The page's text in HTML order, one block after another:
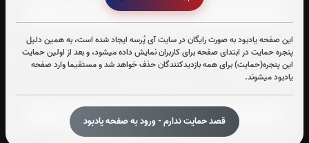
این صفحه یادبود به صورت رایگان در سایت آی پُرسه ایجاد شده است، به همین دلیل
پنجره حمایت در ابتدای صفحه برای کاربران نمایش داده میشود، و بعد از اولین حمایت
این پنجره(حمایت) برای همه بازدیدکنندگان حذف خواهد شد و مستقیما وارد صفحه
یادبود میشوند.
قصد حمایت ندارم - ورود به صفحه یادبود
متن دعای علقمه
دعای قاموس: